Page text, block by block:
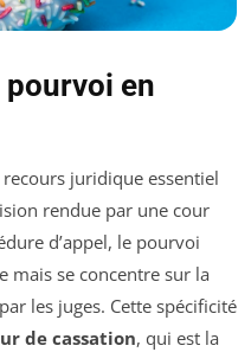
en
juridique essentiel
rendue par une cour
d’appel, le pourvoi
mais se concentre sur la
par les juges. Cette spécificité
de cassation, qui est la